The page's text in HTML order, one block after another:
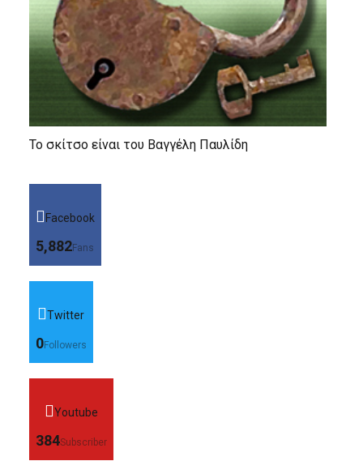
Το σκίτσο είναι του Βαγγέλη Παυλίδη
Facebook
5,882Fans
Twitter
0Followers
Youtube
384Subscriber